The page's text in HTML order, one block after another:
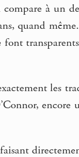
à un
quand
les